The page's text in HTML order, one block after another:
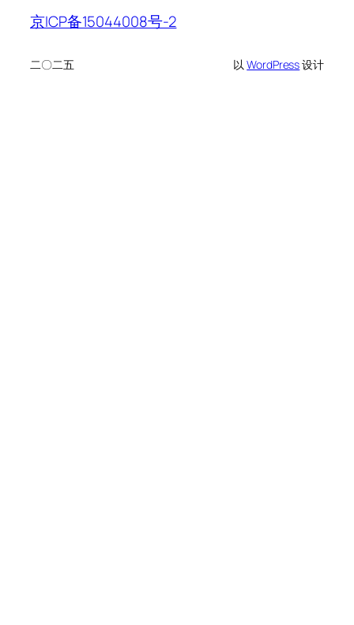
京ICP备15044008号-2
二〇二五 以WordPress设计